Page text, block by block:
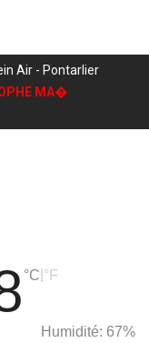
Air - Pontarlier
MA�
°C °F
Humidité: 67%